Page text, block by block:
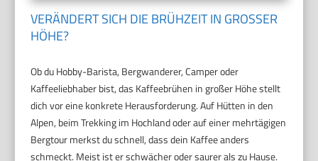
VERÄNDERT SICH DIE BRÜHZEIT IN GROSSER H
ÖHE?
Ob du Hobby-Barista, Bergwanderer, Camper oder
Kaffeeliebhaber bist, das Kaffeebrühen in großer Höhe stellt
dich vor eine konkrete Herausforderung. Auf Hütten in den
Alpen, beim Trekking im Hochland oder auf einer mehrtägigen
Bergtour merkst du schnell, dass dein Kaffee anders
schmeckt. Meist ist er schwächer oder saurer als zu Hause.